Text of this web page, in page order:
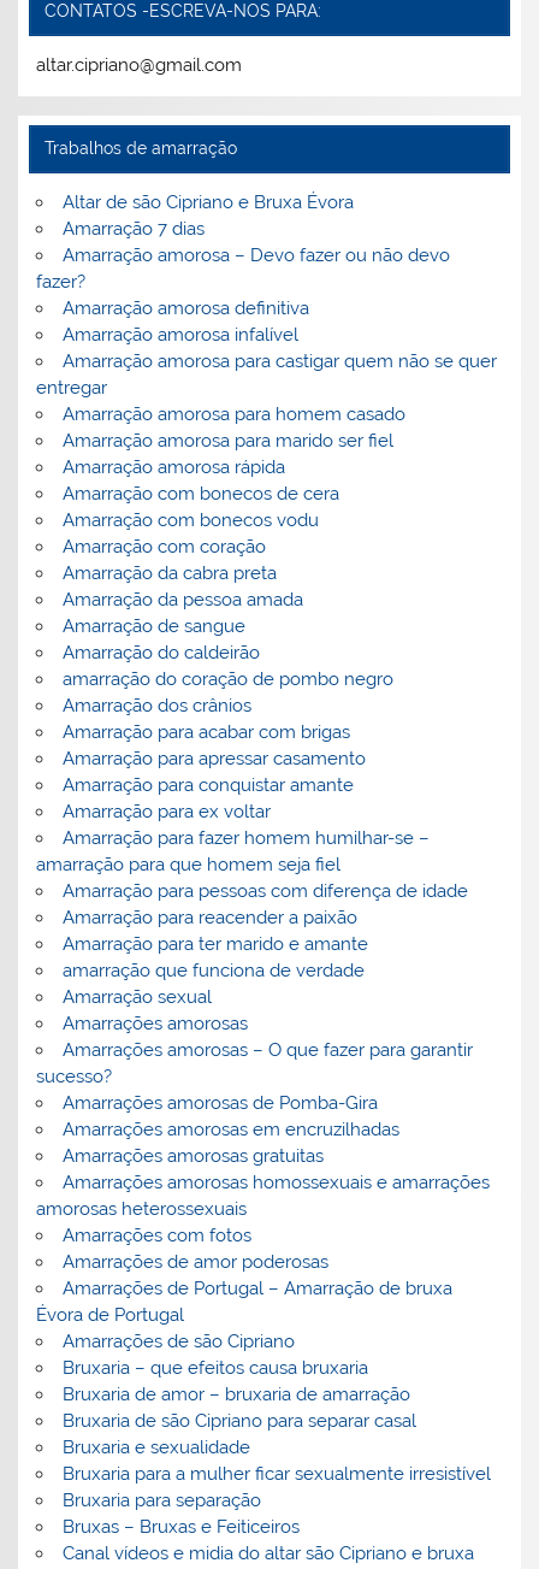
CONTATOS -ESCREVA-NOS PARA:
altar.cipriano@gmail.com
Trabalhos de amarração
Altar de são Cipriano e Bruxa Évora
Amarração 7 dias
Amarração amorosa – Devo fazer ou não devo
fazer?
Amarração amorosa definitiva
Amarração amorosa infalível
Amarração amorosa para castigar quem não se quer
entregar
Amarração amorosa para homem casado
Amarração amorosa para marido ser fiel
Amarração amorosa rápida
Amarração com bonecos de cera
Amarração com bonecos vodu
Amarração com coração
Amarração da cabra preta
Amarração da pessoa amada
Amarração de sangue
Amarração do caldeirão
amarração do coração de pombo negro
Amarração dos crânios
Amarração para acabar com brigas
Amarração para apressar casamento
Amarração para conquistar amante
Amarração para ex voltar
Amarração para fazer homem humilhar-se –
amarração para que homem seja fiel
Amarração para pessoas com diferença de idade
Amarração para reacender a paixão
Amarração para ter marido e amante
amarração que funciona de verdade
Amarração sexual
Amarrações amorosas
Amarrações amorosas – O que fazer para garantir
sucesso?
Amarrações amorosas de Pomba-Gira
Amarrações amorosas em encruzilhadas
Amarrações amorosas gratuitas
Amarrações amorosas homossexuais e amarrações
amorosas heterossexuais
Amarrações com fotos
Amarrações de amor poderosas
Amarrações de Portugal – Amarração de bruxa
Évora de Portugal
Amarrações de são Cipriano
Bruxaria – que efeitos causa bruxaria
Bruxaria de amor – bruxaria de amarração
Bruxaria de são Cipriano para separar casal
Bruxaria e sexualidade
Bruxaria para a mulher ficar sexualmente irresistível
Bruxaria para separação
Bruxas – Bruxas e Feiticeiros
Canal vídeos e midia do altar são Cipriano e bruxa